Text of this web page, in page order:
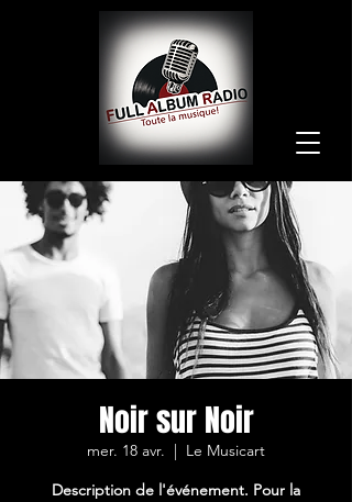
Noir sur Noir
mer. 18 avr.
  |
Le Musicart
Description de l'événement. Pour la